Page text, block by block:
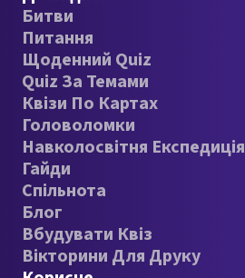
Битви
Питання
Щоденний Quiz
Quiz За Темами
Квізи По Картах
Головоломки
Навколосвітня Експедиція
Гайди
Спільнота
Блог
Вбудувати Квіз
Вікторини Для Друку